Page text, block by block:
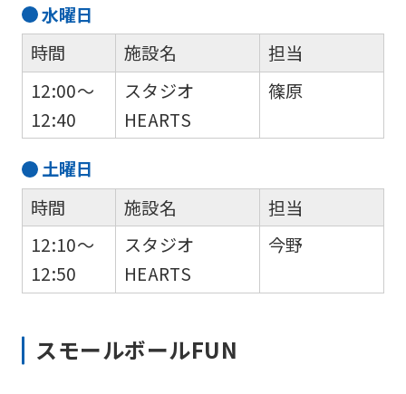
水曜日
時間
12:00～
12:40
施設名
スタジオ
HEARTS
担当
篠原
土曜日
時間
12:10～
12:50
施設名
スタジオ
HEARTS
担当
今野
スモールボールFUN